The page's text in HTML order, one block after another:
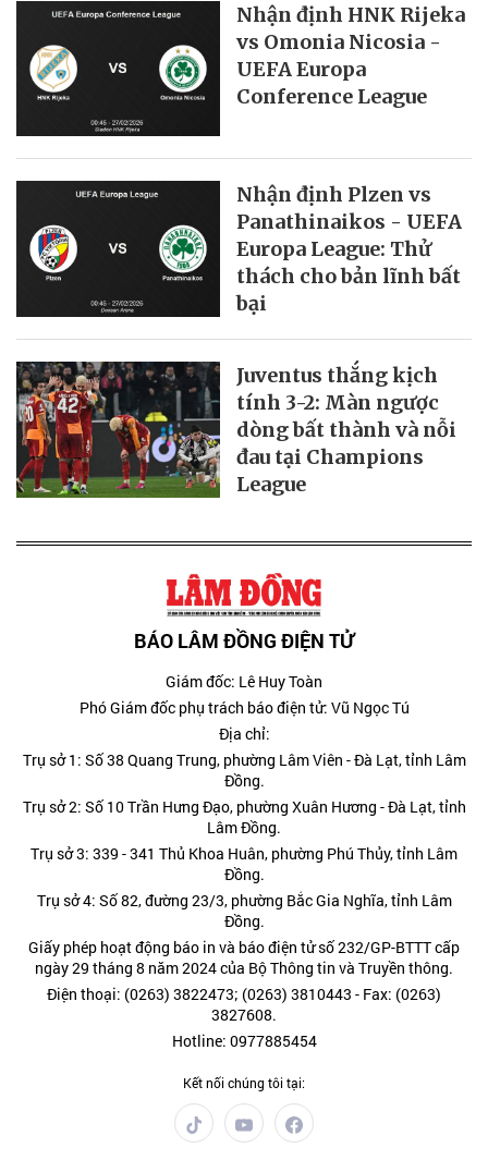
Nhận định HNK Rijeka
vs Omonia Nicosia -
UEFA Europa
Conference League
Nhận định Plzen vs
Panathinaikos - UEFA
Europa League: Thử
thách cho bản lĩnh bất
bại
Juventus thắng kịch
tính 3-2: Màn ngược
dòng bất thành và nỗi
đau tại Champions
League
BÁO LÂM ĐỒNG ĐIỆN TỬ
Giám đốc: Lê Huy Toàn
Phó Giám đốc phụ trách báo điện tử: Vũ Ngọc Tú
Địa chỉ:
Trụ sở 1: Số 38 Quang Trung, phường Lâm Viên - Đà Lạt, tỉnh Lâm
Đồng.
Trụ sở 2: Số 10 Trần Hưng Đạo, phường Xuân Hương - Đà Lạt, tỉnh
Lâm Đồng.
Trụ sở 3: 339 - 341 Thủ Khoa Huân, phường Phú Thủy, tỉnh Lâm
Đồng.
Trụ sở 4: Số 82, đường 23/3, phường Bắc Gia Nghĩa, tỉnh Lâm
Đồng.
Giấy phép hoạt động báo in và báo điện tử số 232/GP-BTTT cấp
ngày 29 tháng 8 năm 2024 của Bộ Thông tin và Truyền thông.
Điện thoại: (0263) 3822473; (0263) 3810443 - Fax: (0263)
3827608.
Hotline: 0977885454
Kết nối chúng tôi tại: